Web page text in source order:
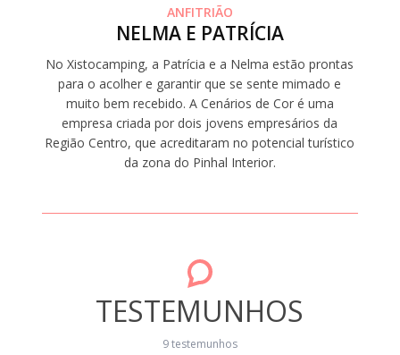
ANFITRIÃO
NELMA E PATRÍCIA
No Xistocamping, a Patrícia e a Nelma estão prontas
para o acolher e garantir que se sente mimado e
muito bem recebido. A Cenários de Cor é uma
empresa criada por dois jovens empresários da
Região Centro, que acreditaram no potencial turístico
da zona do Pinhal Interior.
TESTEMUNHOS
9 testemunhos